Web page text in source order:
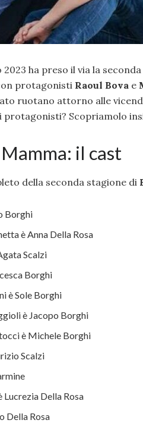
ha preso il via la
protagonisti Raoul Bova e
ruotano attorno alle
Scopriamolo
il cast
della seconda stagione di
Borghi
è Anna Della Rosa
Scalzi
Borghi
è Sole Borghi
è Jacopo Borghi
è Michele Borghi
Scalzi
Della Rosa
Della Rosa